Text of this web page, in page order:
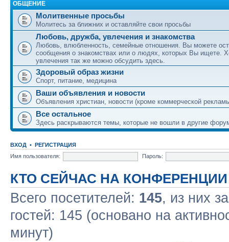
ОБЩЕНИЕ
Молитвенные просьбы
Молитесь за ближних и оставляйте свои просьбы
Любовь, дружба, увлечения и знакомства
Любовь, влюбленность, семейные отношения. Вы можете
сообщения о знакомствах или о людях, которых Вы ищете.
увлечения так же можно обсудить здесь.
Здоровый образ жизни
Спорт, питание, медицина
Ваши объявления и новости
Объявления христиан, новости (кроме коммерческой
Все остальное
Здесь раскрываются темы, которые не вошли в другие
ВХОД • РЕГИСТРАЦИЯ
Имя пользователя:
Пароль:
КТО СЕЙЧАС НА КОНФЕРЕНЦИИ
Всего посетителей: 145, из них
гостей: 145 (основано на
минут)